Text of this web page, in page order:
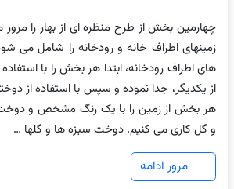
چهارمین بخش از طرح منظره ای از بهار را
زمینهای اطراف خانه و رودخانه را شامل
های اطراف رودخانه، ابتدا هر بخش را با
از یکدیگر، جدا نموده و سپس با استفاده از
هر بخش از زمین را با یک رنگ مشخص و
و گل کاری می کنیم. دوخت سبزه ها و گلها …
مرور ادامه